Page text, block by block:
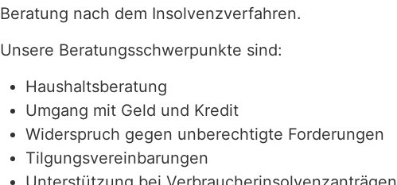
Beratung nach dem Insolvenzverfahren.
Unsere Beratungsschwerpunkte sind:
Haushaltsberatung
Umgang mit Geld und Kredit
Widerspruch gegen unberechtigte Forderungen
Tilgungsvereinbarungen